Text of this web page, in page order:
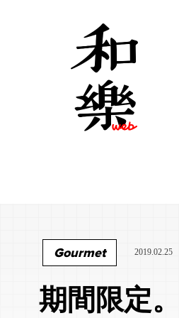
Gourmet 2019.02.25
期間限定